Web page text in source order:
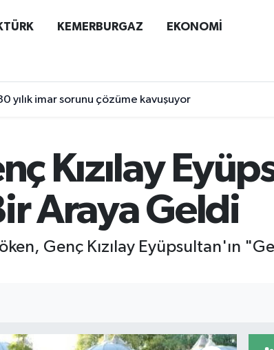
KEMERBURGAZ EKONOMİ
yılık imar sorunu çözüme kavuşuyor
Kızılay
Araya Geldi
Genç Kızılay Eyüpsultan'ın